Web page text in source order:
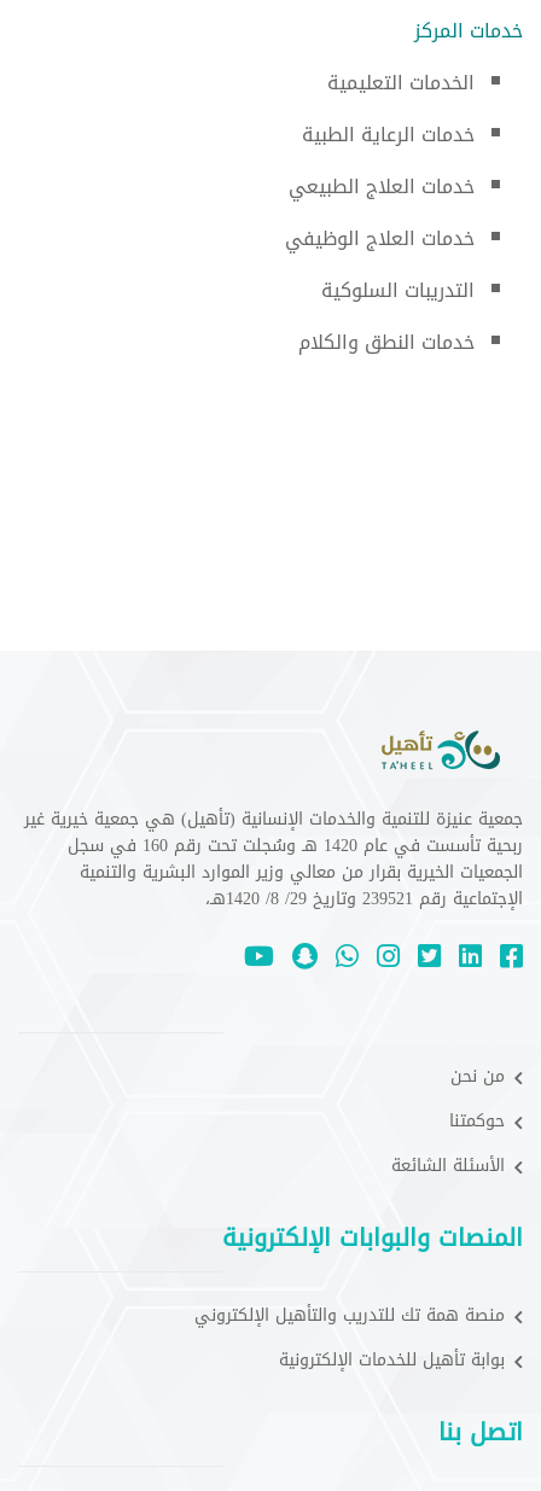
خدمات المركز
الخدمات التعليمية
خدمات الرعاية الطبية
خدمات العلاج الطبيعي
خدمات العلاج الوظيفي
التدريبات السلوكية
خدمات النطق والكلام
جمعية عنيزة للتنمية والخدمات الإنسانية (تأهيل) هي جمعية خيرية غير
ربحية تأسست في عام 1420 هـ وسُجلت تحت رقم 160 في سجل
الجمعيات الخيرية بقرار من معالي وزير الموارد البشرية والتنمية
الإجتماعية رقم 239521 وتاريخ 29/ 8/ 1420هـ،
من نحن
حوكمتنا
الأسئلة الشائعة
المنصات والبوابات الإلكترونية
منصة همة تك للتدريب والتأهيل الإلكتروني
بوابة تأهيل للخدمات الإلكترونية
اتصل بنا